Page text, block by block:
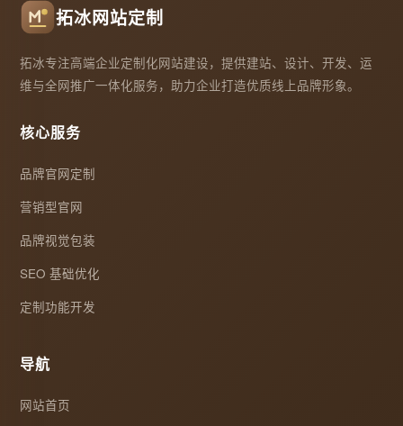
拓冰网站定制
拓冰专注高端企业定制化网站建设，提供建站、设计、开发、运
维与全网推广一体化服务，助力企业打造优质线上品牌形象。
核心服务
品牌官网定制
营销型官网
品牌视觉包装
SEO 基础优化
定制功能开发
导航
网站首页